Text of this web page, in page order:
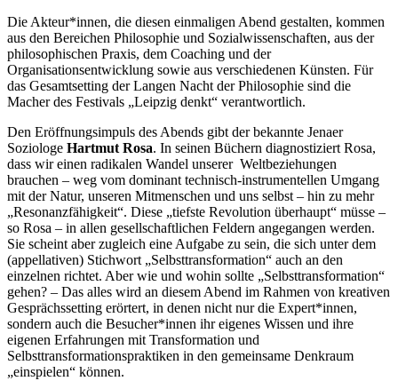
Die Akteur*innen, die diesen einmaligen Abend gestalten, kommen
aus den Bereichen Philosophie und Sozialwissenschaften, aus der
philosophischen Praxis, dem Coaching und der
Organisationsentwicklung sowie aus verschiedenen Künsten. Für
das Gesamtsetting der Langen Nacht der Philosophie sind die
Macher des Festivals „Leipzig denkt“ verantwortlich.
Den Eröffnungsimpuls des Abends gibt der bekannte Jenaer
Soziologe Hartmut Rosa. In seinen Büchern diagnostiziert Rosa,
dass wir einen radikalen Wandel unserer Weltbeziehungen
brauchen – weg vom dominant technisch-instrumentellen Umgang
mit der Natur, unseren Mitmenschen und uns selbst – hin zu mehr
„Resonanzfähigkeit“. Diese „tiefste Revolution überhaupt“ müsse –
so Rosa – in allen gesellschaftlichen Feldern angegangen werden.
Sie scheint aber zugleich eine Aufgabe zu sein, die sich unter dem
(appellativen) Stichwort „Selbsttransformation“ auch an den
einzelnen richtet. Aber wie und wohin sollte „Selbsttransformation“
gehen? – Das alles wird an diesem Abend im Rahmen von kreativen
Gesprächssetting erörtert, in denen nicht nur die Expert*innen,
sondern auch die Besucher*innen ihr eigenes Wissen und ihre
eigenen Erfahrungen mit Transformation und
Selbsttransformationspraktiken in den gemeinsame Denkraum
„einspielen“ können.